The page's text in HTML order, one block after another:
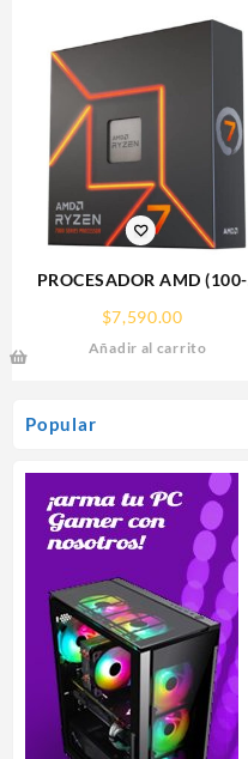
Popular
PROCESADOR AMD (100-
7700X S-AM5, 8 CORE 4.5
GHZ, 105W, C/GRAFICOS,
$7,590.00
Añadir al carrito